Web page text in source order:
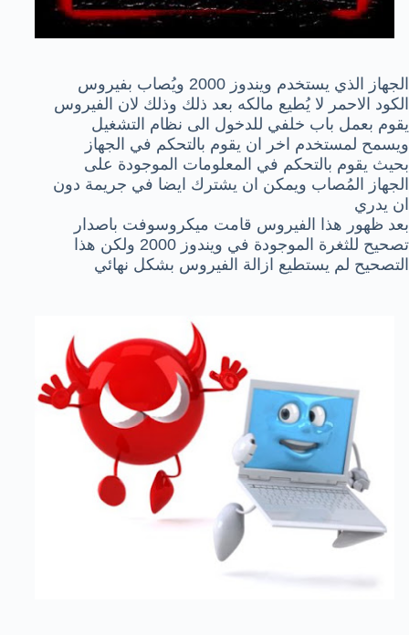
الجهاز الذي يستخدم ويندوز 2000 ويُصاب بفيروس
الكود الاحمر لا يُطيع مالكه بعد ذلك وذلك لان الفيروس
يقوم بعمل باب خلفي للدخول الى نظام التشغيل
ويسمح لمستخدم اخر ان يقوم بالتحكم في الجهاز
بحيث يقوم بالتحكم في المعلومات الموجودة على
الجهاز المُصاب ويمكن ان يشترك ايضا في جريمة دون
ان يدري
بعد ظهور هذا الفيروس قامت ميكروسوفت باصدار
تصحيح للثغرة الموجودة في ويندوز 2000 ولكن هذا
التصحيح لم يستطيع ازالة الفيروس بشكل نهائي